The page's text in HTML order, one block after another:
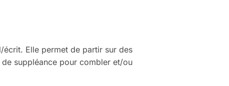
Elle permet de partir sur des
de suppléance pour combler et/ou